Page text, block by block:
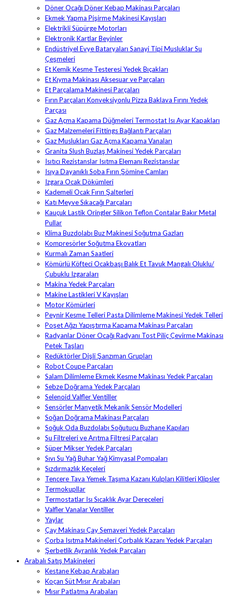
Döner Ocağı Döner Kebap Makinası Parçaları
Ekmek Yapma Pişirme Makinesi Kayışları
Elektrikli Süpürge Motorları
Elektronik Kartlar Beyinler
Endüstriyel Evye Bataryaları Sanayi Tipi Musluklar Su
Çeşmeleri
Et Kemik Kesme Testeresi Yedek Bıçakları
Et Kıyma Makinası Aksesuar ve Parçaları
Et Parçalama Makinesi Parçaları
Fırın Parçaları Konveksiyonlu Pizza Baklava Fırını Yedek
Parçası
Gaz Açma Kapama Düğmeleri Termostat Isı Ayar Kapakları
Gaz Malzemeleri Fittings Bağlantı Parçaları
Gaz Muslukları Gaz Açma Kapama Vanaları
Granita Slush Buzlaş Makinesi Yedek Parçaları
Isıtıcı Rezistanslar Isıtma Elemanı Rezistanslar
Isıya Dayanıklı Soba Fırın Şömine Camları
Izgara Ocak Dökümleri
Kademeli Ocak Fırın Şalterleri
Katı Meyve Sıkacağı Parçaları
Kauçuk Lastik Oringler Silikon Teflon Contalar Bakır Metal
Pullar
Klima Buzdolabı Buz Makinesi Soğutma Gazları
Kompresörler Soğutma Ekovatları
Kurmalı Zaman Saatleri
Kömürlü Köfteci Ocakbaşı Balık Et Tavuk Mangalı Oluklu/
Çubuklu Izgaraları
Makina Yedek Parçaları
Makine Lastikleri V Kayışları
Motor Kömürleri
Peynir Kesme Telleri Pasta Dilimleme Makinesi Yedek Telleri
Poşet Ağzı Yapıştırma Kapama Makinası Parçaları
Radyanlar Döner Ocağı Radyanı Tost Piliç Çevirme Makinası
Petek Taşları
Redüktörler Dişli Şanzıman Grupları
Robot Coupe Parçaları
Salam Dilimleme Ekmek Kesme Makinası Yedek Parçaları
Sebze Doğrama Yedek Parçaları
Selenoid Valfler Ventiller
Sensörler Manyetik Mekanik Sensör Modelleri
Soğan Doğrama Makinası Parçaları
Soğuk Oda Buzdolabı Soğutucu Buzhane Kapıları
Su Filtreleri ve Arıtma Filtresi Parçaları
Süper Mikser Yedek Parçaları
Sıvı Su Yağ Buhar Yağ Kimyasal Pompaları
Sızdırmazlık Keçeleri
Tencere Tava Yemek Taşıma Kazanı Kulpları Kilitleri Klipsler
Termokupllar
Termostatlar Isı Sıcaklık Ayar Dereceleri
Valfler Vanalar Ventiller
Yaylar
Çay Makinası Çay Semaveri Yedek Parçaları
Çorba Isıtma Makineleri Çorbalık Kazanı Yedek Parçaları
Şerbetlik Ayranlık Yedek Parçaları
Arabalı Satış Makineleri
Kestane Kebap Arabaları
Koçan Süt Mısır Arabaları
Mısır Patlatma Arabaları